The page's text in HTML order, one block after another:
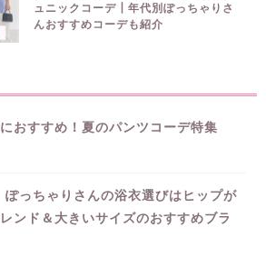
ュニックコーデ┃年代別ぽっちゃりさ
んおすすめコーデも紹介
おすすめ！夏のパンツコーデ特集
ぽっちゃりさんの浴衣選びはヒップが
ンド＆大きいサイズのおすすめブラ